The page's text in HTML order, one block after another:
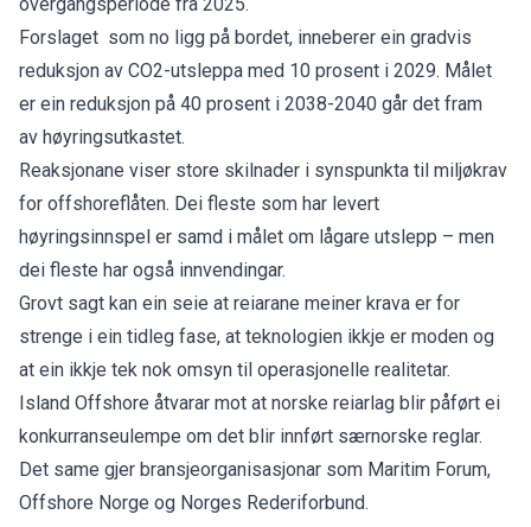
Forslaget som no ligg på bordet, inneberer ein gradvis
reduksjon av CO2-utsleppa med 10 prosent i 2029. Målet
er ein reduksjon på 40 prosent i 2038-2040 går det fram
av høyringsutkastet.
Reaksjonane viser store skilnader i synspunkta til miljøkrav
for offshoreflåten. Dei fleste som har levert
høyringsinnspel er samd i målet om lågare utslepp – men
dei fleste har også innvendingar.
Grovt sagt kan ein seie at reiarane meiner krava er for
strenge i ein tidleg fase, at teknologien ikkje er moden og
at ein ikkje tek nok omsyn til operasjonelle realitetar.
Island Offshore åtvarar mot at norske reiarlag blir påført ei
konkurranseulempe om det blir innført særnorske reglar.
Det same gjer bransjeorganisasjonar som Maritim Forum,
Offshore Norge og Norges Rederiforbund.